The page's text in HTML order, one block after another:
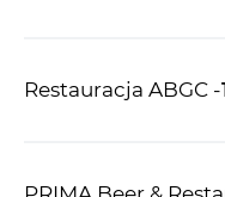
Restauracja ABGC -